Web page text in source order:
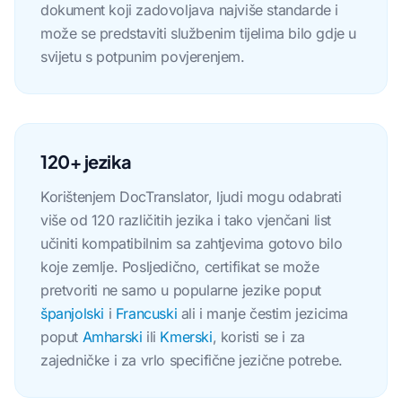
dokument koji zadovoljava najviše standarde i
može se predstaviti službenim tijelima bilo gdje u
svijetu s potpunim povjerenjem.
120+ jezika
Korištenjem DocTranslator, ljudi mogu odabrati
više od 120 različitih jezika i tako vjenčani list
učiniti kompatibilnim sa zahtjevima gotovo bilo
koje zemlje. Posljedično, certifikat se može
pretvoriti ne samo u popularne jezike poput
španjolski i Francuski ali i manje čestim jezicima
poput Amharski ili Kmerski, koristi se i za
zajedničke i za vrlo specifične jezične potrebe.